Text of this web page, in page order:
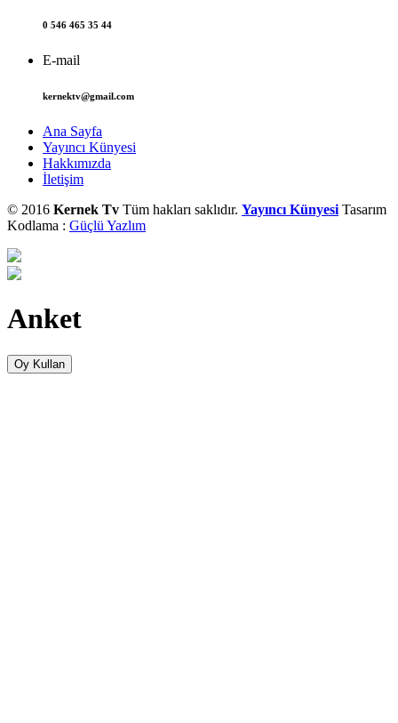
0 546 465 35 44
E-mail
kernektv@gmail.com
Ana Sayfa
Yayıncı Künyesi
Hakkımızda
İletişim
© 2016 Kernek Tv Tüm hakları saklıdır. Yayıncı Künyesi Tasarım
Kodlama : Güçlü Yazlım
Anket